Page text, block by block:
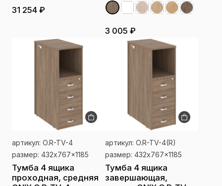
31 254 ₽
3 005 ₽
артикул: O.R-TV-4
размер: 432x767x1185
Тумба 4 ящика
проходная, средняя
артикул: O.R-TV-4(R)
размер: 432x767x1185
Тумба 4 ящика
завершающая,